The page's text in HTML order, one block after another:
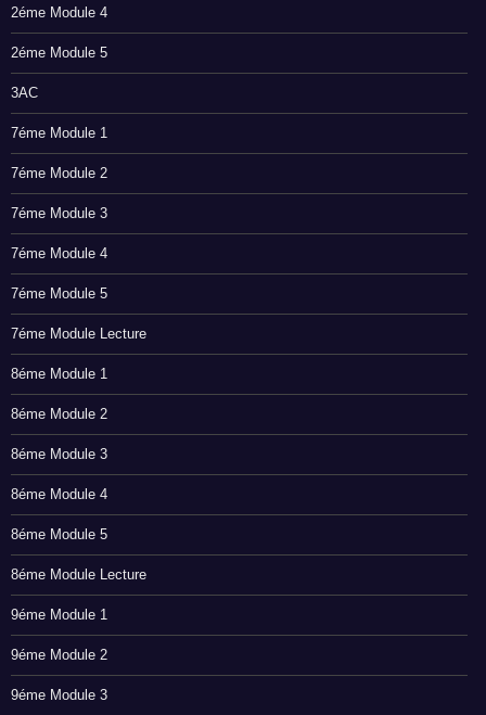
2éme Module 4
2éme Module 5
3AC
7éme Module 1
7éme Module 2
7éme Module 3
7éme Module 4
7éme Module 5
7éme Module Lecture
8éme Module 1
8éme Module 2
8éme Module 3
8éme Module 4
8éme Module 5
8éme Module Lecture
9éme Module 1
9éme Module 2
9éme Module 3